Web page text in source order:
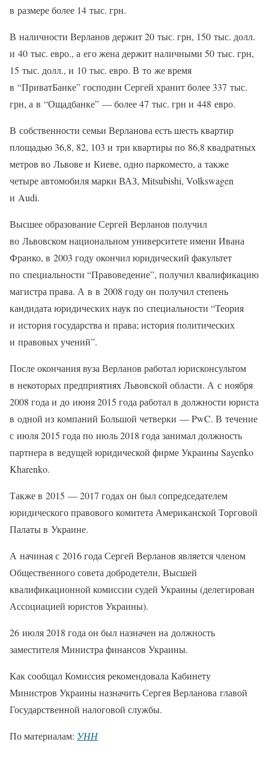
в размере более 14 тыс. грн.
В наличности Верланов держит 20 тыс. грн, 150 тыс. долл.
и 40 тыс. евро., а его жена держит наличными 50 тыс. грн,
15 тыс. долл., и 10 тыс. евро. В то же время
в “ПриватБанке” господин Сергей хранит более 337 тыс.
грн, а в “Ощадбанке” — более 47 тыс. грн и 448 евро.
В собственности семьи Верланова есть шесть квартир
площадью 36,8, 82, 103 и три квартиры по 86,8 квадратных
метров во Львове и Киеве, одно паркоместо, а также
четыре автомобиля марки ВАЗ, Mitsubishi, Volkswagen
и Audi.
Высшее образование Сергей Верланов получил
во Львовском национальном университете имени Ивана
Франко, в 2003 году окончил юридический факультет
по специальности “Правоведение”, получил квалификацию
магистра права. А в в 2008 году он получил степень
кандидата юридических наук по специальности “Теория
и история государства и права; история политических
и правовых учений”.
После окончания вуза Верланов работал юрисконсультом
в некоторых предприятиях Львовской области. А с ноября
2008 года и до июня 2015 года работал в должности юриста
в одной из компаний Большой четверки — PwC. В течение
с июля 2015 года по июль 2018 года занимал должность
партнера в ведущей юридической фирме Украины Sayenko
Kharenko.
Также в 2015 — 2017 годах он был сопредседателем
юридического правового комитета Американской Торговой
Палаты в Украине.
А начиная с 2016 года Сергей Верланов является членом
Общественного совета добродетели, Высшей
квалификационной комиссии судей Украины (делегирован
Ассоциацией юристов Украины).
26 июля 2018 года он был назначен на должность
заместителя Министра финансов Украины.
Как сообщал Комиссия рекомендовала Кабинету
Министров Украины назначить Сергея Верланова главой
Государственной налоговой службы.
По материалам: УНН